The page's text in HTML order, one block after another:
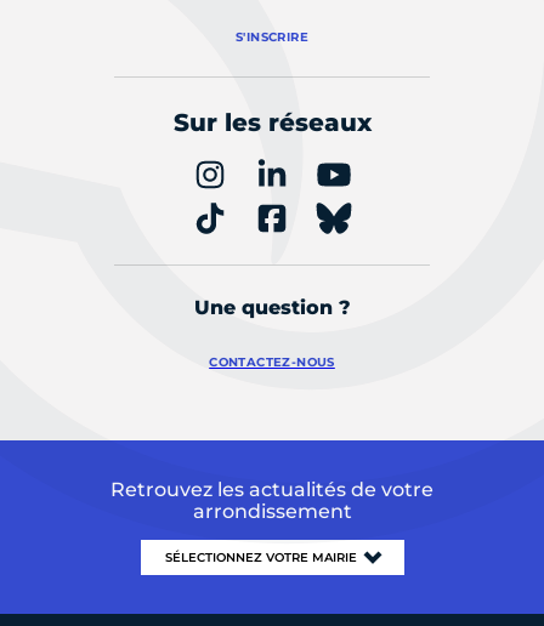
S'INSCRIRE
Sur les réseaux
Une question ?
CONTACTEZ-NOUS
Retrouvez les actualités de votre
arrondissement